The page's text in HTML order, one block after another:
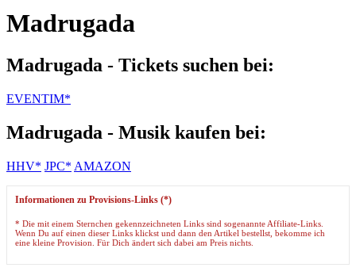
Madrugada
Madrugada - Tickets suchen bei:
EVENTIM*
Madrugada - Musik kaufen bei:
HHV* JPC* AMAZON
Informationen zu Provisions-Links (*)
* Die mit einem Sternchen gekennzeichneten Links sind sogenannte Affiliate-Links.
Wenn Du auf einen dieser Links klickst und dann den Artikel bestellst, bekomme ich
eine kleine Provision. Für Dich ändert sich dabei am Preis nichts.